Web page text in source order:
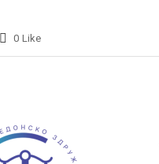
0 Like